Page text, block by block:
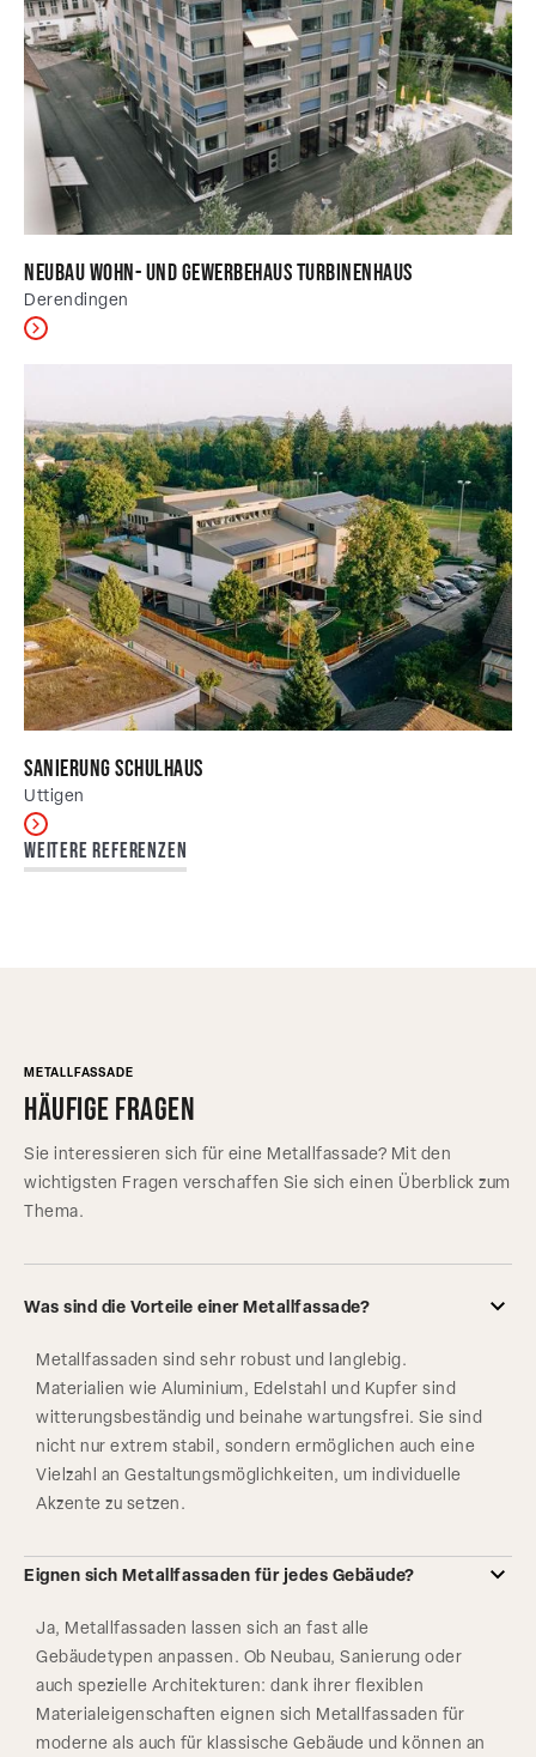
Neubau Wohn- und Gewerbehaus Turbinenhaus
Derendingen
Sanierung Schulhaus
Uttigen
Weitere Referenzen
METALLFASSADE
Häufige Fragen
Sie interessieren sich für eine Metallfassade? Mit den
wichtigsten Fragen verschaffen Sie sich einen Überblick zum
Thema.
Was sind die Vorteile einer Metallfassade?
Metallfassaden sind sehr robust und langlebig.
Materialien wie Aluminium, Edelstahl und Kupfer sind
witterungsbeständig und beinahe wartungsfrei. Sie sind
nicht nur extrem stabil, sondern ermöglichen auch eine
Vielzahl an Gestaltungsmöglichkeiten, um individuelle
Akzente zu setzen.
Eignen sich Metallfassaden für jedes Gebäude?
Ja, Metallfassaden lassen sich an fast alle
Gebäudetypen anpassen. Ob Neubau, Sanierung oder
auch spezielle Architekturen: dank ihrer flexiblen
Materialeigenschaften eignen sich Metallfassaden für
moderne als auch für klassische Gebäude und können an